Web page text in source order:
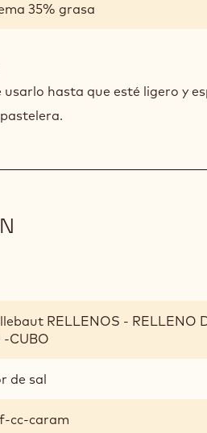
35% grasa
hasta que esté ligero y
pastelera.
RELLENOS - RELLENO
-CUBO
de sal
cc-caram